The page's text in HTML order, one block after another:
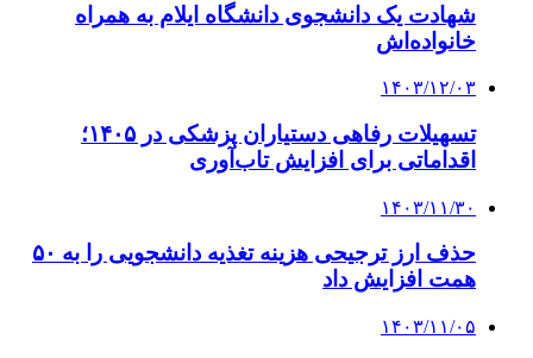
شهادت یک دانشجوی دانشگاه ایلام به همراه
خانواده‌اش
۱۴۰۳/۱۲/۰۳
تسهیلات رفاهی دستیاران پزشکی در ۱۴۰۵؛
اقداماتی برای افزایش تاب‌آوری
۱۴۰۳/۱۱/۳۰
حذف ارز ترجیحی هزینه تغذیه دانشجویی را به ۵۰
همت افزایش داد
۱۴۰۳/۱۱/۰۵